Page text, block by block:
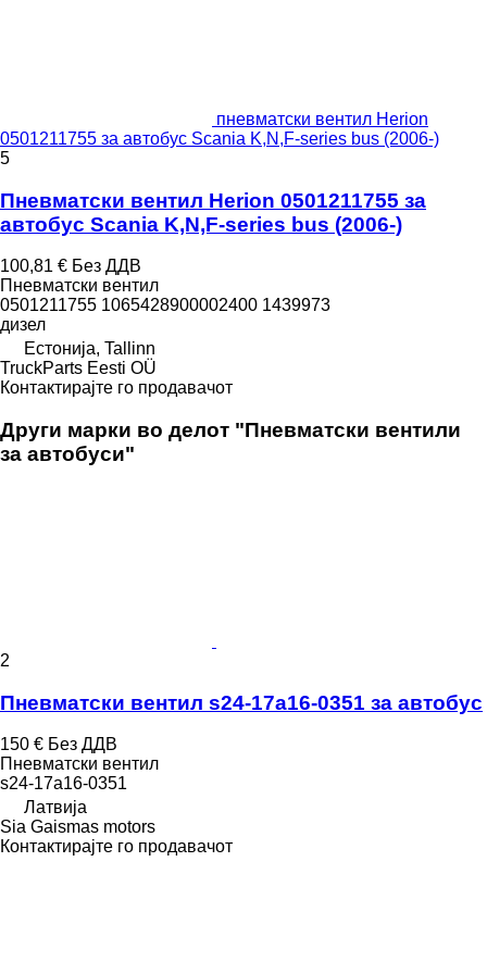
пневматски вентил Herion
0501211755 за автобус Scania K,N,F-series bus (2006-)
5
Пневматски вентил Herion 0501211755 за
автобус Scania K,N,F-series bus (2006-)
100,81 € Без ДДВ
Пневматски вентил
0501211755 1065428900002400 1439973
дизел
Естонија, Tallinn
TruckParts Eesti OÜ
Контактирајте го продавачот
Други марки во делот "Пневматски вентили
за автобуси"
2
Пневматски вентил s24-17a16-0351 за автобус
150 € Без ДДВ
Пневматски вентил
s24-17a16-0351
Латвија
Sia Gaismas motors
Контактирајте го продавачот